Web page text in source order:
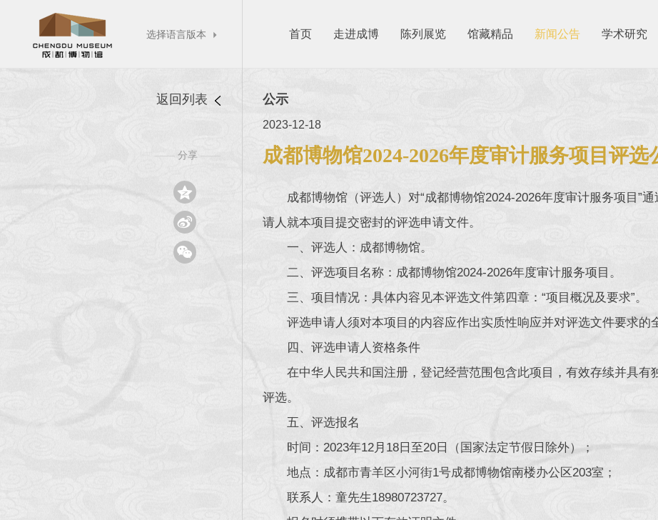
选择语言版本  首页 走进成博 陈列展览 馆藏精品 新闻公告 学术研究
返回列表
—— 分享 ——



公示
2023-12-18
成都博物馆2024-2026年度审计服务项目评选
成都博物馆（评选人）对“成都博物馆2024-2026年度审计服务项目”
请人就本项目提交密封的评选申请文件。
一、评选人：成都博物馆。
二、评选项目名称：成都博物馆2024-2026年度审计服务项目。
三、项目情况：具体内容见本评选文件第四章：“项目概况及要求”。
评选申请人须对本项目的内容应作出实质性响应并对评选文件要求的
四、评选申请人资格条件
在中华人民共和国注册，登记经营范围包含此项目，有效存续并具
评选。
五、评选报名
时间：2023年12月18日至20日（国家法定节假日除外）；
地点：成都市青羊区小河街1号成都博物馆南楼办公区203室；
联系人：童先生18980723727。